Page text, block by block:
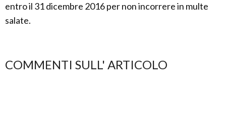
entro il 31 dicembre 2016 per non incorrere in multe
salate.
COMMENTI SULL' ARTICOLO